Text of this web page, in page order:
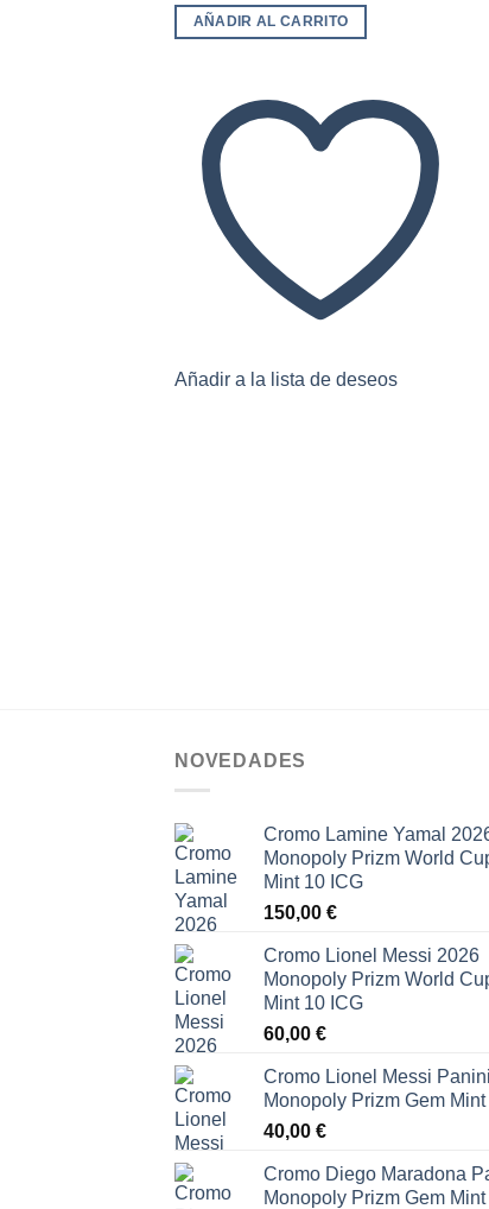
AÑADIR AL CARRITO
Añadir a la lista de deseos
NOVEDADES
Cromo Lamine Yamal
Monopoly Prizm World
Mint 10 ICG
150,00 €
Cromo Lionel Messi 2026
Monopoly Prizm World
Mint 10 ICG
60,00 €
Cromo Lionel Messi Panini
Monopoly Prizm Gem
40,00 €
Cromo Diego Maradona
Monopoly Prizm Gem